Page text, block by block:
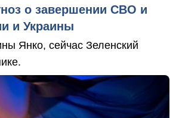
о завершении СВО и
и Украины
Янко, сейчас Зеленский